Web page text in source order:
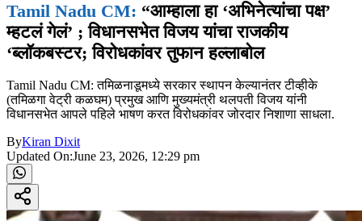
Tamil Nadu CM: “आम्हाला हा ‘अभिनेत्यांचा पक्ष’
म्हटलं गेलं’ ; विधानसभेत विजय यांचा राजकीय
‘ब्लॉकबस्टर; विरोधकांवर तुफान हल्लाबोल
Tamil Nadu CM: तमिळनाडूमध्ये सरकार स्थापन केल्यानंतर टीव्हीके
(तमिळगा वेट्री कळघम) प्रमुख आणि मुख्यमंत्री थलपती विजय यांनी
विधानसभेत आपले पहिले भाषण करत विरोधकांवर जोरदार निशाणा साधला.
ByKiran Dixit
Updated On:June 23, 2026, 12:29 pm